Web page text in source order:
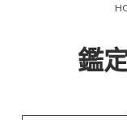
鑑